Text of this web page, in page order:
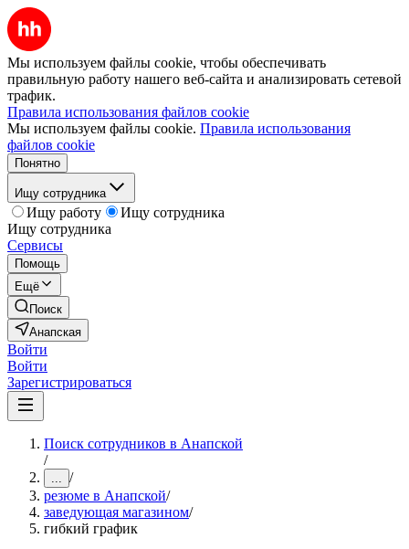
Мы используем файлы cookie, чтобы обеспечивать
правильную работу нашего веб-сайта и анализировать сетевой
трафик.
Правила использования файлов cookie
Мы используем файлы cookie. Правила использования
файлов cookie
Понятно
Ищу сотрудника
Ищу работу
Ищу сотрудника
Ищу сотрудника
Сервисы
Помощь
Ещё
Поиск
Анапская
Войти
Войти
Зарегистрироваться
Поиск сотрудников в Анапской
/
... /
резюме в Анапской/
заведующая магазином/
гибкий график